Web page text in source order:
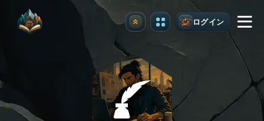
アップグレード ログイン